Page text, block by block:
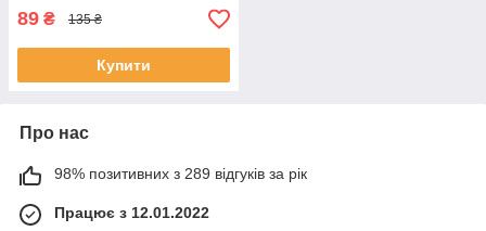
89 ₴ 135 ₴
Купити
Про нас
98% позитивних з 289 відгуків за рік
Працює з 12.01.2022